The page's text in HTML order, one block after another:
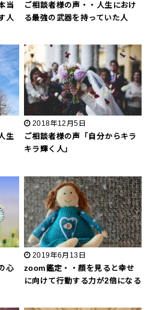
当
人
ご相談者様の声・・人生におけ
る最強の武器を持っていた人
生
2018年12月5日
ご相談者様の声「自分からキラ
キラ輝く人」
心
2019年6月13日
zoom鑑定・・顔を見ると幸せ
に向けて行動する力が2倍になる